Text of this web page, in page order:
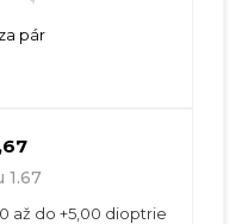
pár
1.67
až do +5,00 dioptrie